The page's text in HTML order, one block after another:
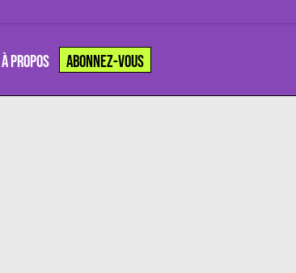
À PROPOS ABONNEZ-VOUS